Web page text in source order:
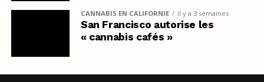
CANNABIS EN CALIFORNIE il y a 3 semaines
San Francisco autorise les
« cannabis cafés »